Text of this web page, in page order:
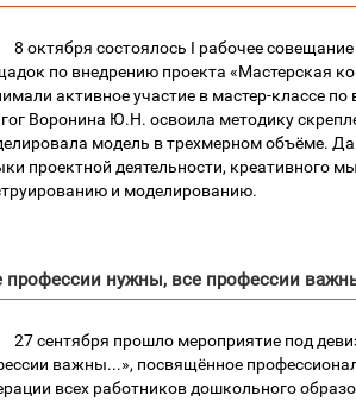
8 октября состоялось I рабочее
по внедрению проекта «Мастерская
активное участие в мастер-классе
Воронина Ю.Н. освоила методику
модель в трехмерном объёме.
проектной деятельности, креативного
и моделированию.
профессии нужны, все профессии
27 сентября прошло мероприятие под
важны...», посвящённое
всех работников дошкольного